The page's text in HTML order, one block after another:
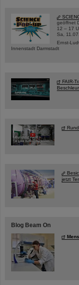
geöffnet
12 – 17
Sa,
Ernst-
Innenstadt Darmstadt
FAIR-
jetzt
Blog Beam On